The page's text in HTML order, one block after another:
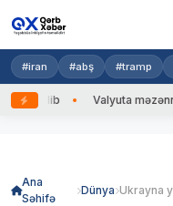
#iran #abş #tramp
edib Valyuta məzənnəsi
Ana
Səhifə
Dünya